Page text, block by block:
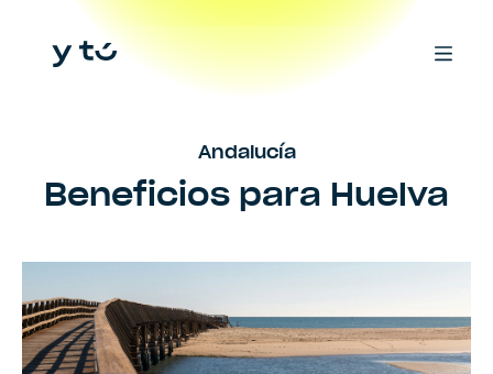
Andalucía
Beneficios para Huelva